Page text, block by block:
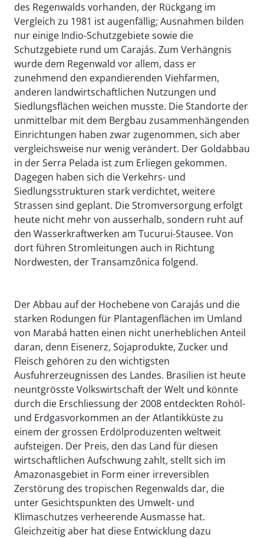
des Regenwalds vorhanden, der Rückgang im
Vergleich zu 1981 ist augenfällig; Ausnahmen bilden
nur einige Indio-Schutzgebiete sowie die
Schutzgebiete rund um Carajás. Zum Verhängnis
wurde dem Regenwald vor allem, dass er
zunehmend den expandierenden Viehfarmen,
anderen landwirtschaftlichen Nutzungen und
Siedlungsflächen weichen musste. Die Standorte der
unmittelbar mit dem Bergbau zusammenhängenden
Einrichtungen haben zwar zugenommen, sich aber
vergleichsweise nur wenig verändert. Der Goldabbau
in der Serra Pelada ist zum Erliegen gekommen.
Dagegen haben sich die Verkehrs- und
Siedlungsstrukturen stark verdichtet, weitere
Strassen sind geplant. Die Stromversorgung erfolgt
heute nicht mehr von ausserhalb, sondern ruht auf
den Wasserkraftwerken am Tucurui-Stausee. Von
dort führen Stromleitungen auch in Richtung
Nordwesten, der Transamzônica folgend.
Der Abbau auf der Hochebene von Carajás und die
starken Rodungen für Plantagenflächen im Umland
von Marabá hatten einen nicht unerheblichen Anteil
daran, denn Eisenerz, Sojaprodukte, Zucker und
Fleisch gehören zu den wichtigsten
Ausfuhrerzeugnissen des Landes. Brasilien ist heute
neuntgrösste Volkswirtschaft der Welt und könnte
durch die Erschliessung der 2008 entdeckten Rohöl-
und Erdgasvorkommen an der Atlantikküste zu
einem der grossen Erdölproduzenten weltweit
aufsteigen. Der Preis, den das Land für diesen
wirtschaftlichen Aufschwung zahlt, stellt sich im
Amazonasgebiet in Form einer irreversiblen
Zerstörung des tropischen Regenwalds dar, die
unter Gesichtspunkten des Umwelt- und
Klimaschutzes verheerende Ausmasse hat.
Gleichzeitig aber hat diese Entwicklung dazu